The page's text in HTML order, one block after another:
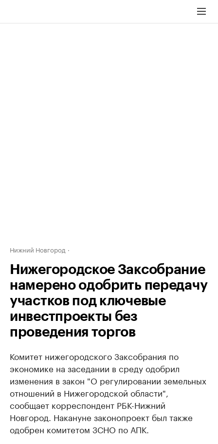
Нижний Новгород
Нижегородское Заксобрание
намерено одобрить передачу
участков под ключевые
инвестпроекты без
проведения торгов
Комитет нижегородского Заксобрания по
экономике на заседании в среду одобрил
изменения в закон "О регулировании земельных
отношений в Нижегородской области",
сообщает корреспондент РБК-Нижний
Новгород. Накануне законопроект был также
одобрен комитетом ЗСНО по АПК.